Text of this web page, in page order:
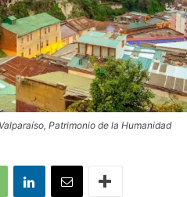
Patrimonio de la Humanidad